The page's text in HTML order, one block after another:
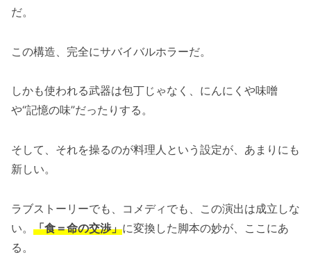
だ。
この構造、完全にサバイバルホラーだ。
しかも使われる武器は包丁じゃなく、にんにくや味噌
や“記憶の味”だったりする。
そして、それを操るのが料理人という設定が、あまりにも
新しい。
ラブストーリーでも、コメディでも、この演出は成立しな
い。 「食＝命の交渉」に変換した脚本の妙が、ここにあ
る。